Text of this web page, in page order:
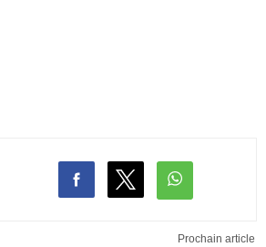
Prochain article